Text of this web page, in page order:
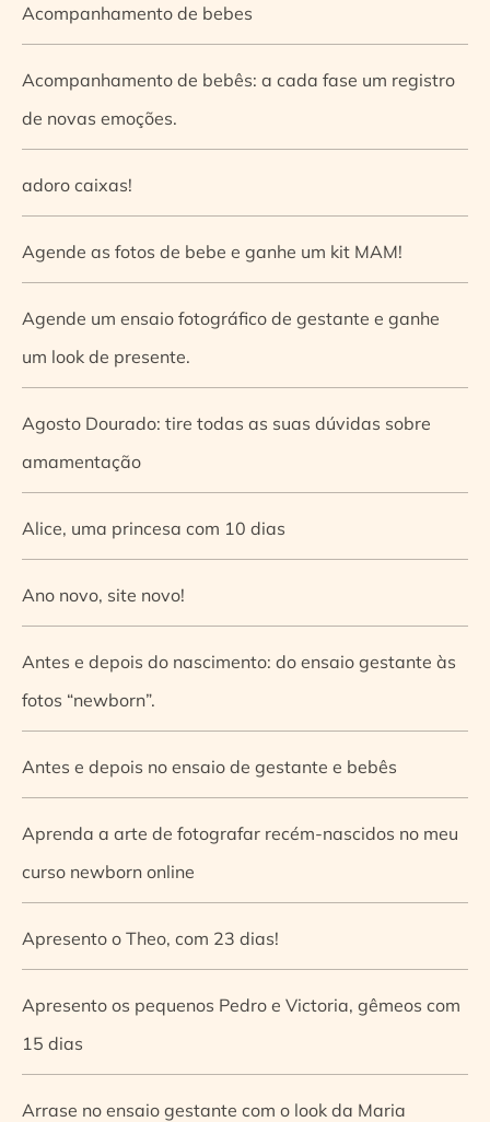
Acompanhamento de bebes
Acompanhamento de bebês: a cada fase um registro
de novas emoções.
adoro caixas!
Agende as fotos de bebe e ganhe um kit MAM!
Agende um ensaio fotográfico de gestante e ganhe
um look de presente.
Agosto Dourado: tire todas as suas dúvidas sobre
amamentação
Alice, uma princesa com 10 dias
Ano novo, site novo!
Antes e depois do nascimento: do ensaio gestante às
fotos “newborn”.
Antes e depois no ensaio de gestante e bebês
Aprenda a arte de fotografar recém-nascidos no meu
curso newborn online
Apresento o Theo, com 23 dias!
Apresento os pequenos Pedro e Victoria, gêmeos com
15 dias
Arrase no ensaio gestante com o look da Maria